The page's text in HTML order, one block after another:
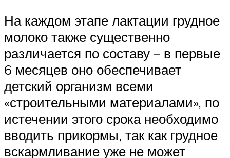
На каждом этапе лактации грудное
молоко также существенно
различается по составу – в первые
6 месяцев оно обеспечивает
детский организм всеми
«строительными материалами», по
истечении этого срока необходимо
вводить прикормы, так как грудное
вскармливание уже не может